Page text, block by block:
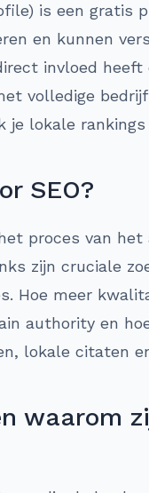
is een gratis
en kunnen
invloed heeft
volledige
je lokale rankings
SEO?
proces van
zijn cruciale
Hoe meer
authority en
lokale citaten
waarom